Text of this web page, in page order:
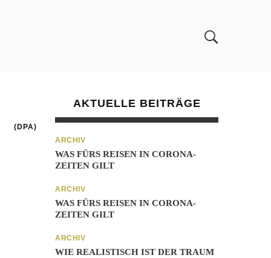
(DPA)
AKTUELLE BEITRÄGE
ARCHIV
WAS FÜRS REISEN IN CORONA-
ZEITEN GILT
ARCHIV
WAS FÜRS REISEN IN CORONA-
ZEITEN GILT
ARCHIV
WIE REALISTISCH IST DER TRAUM